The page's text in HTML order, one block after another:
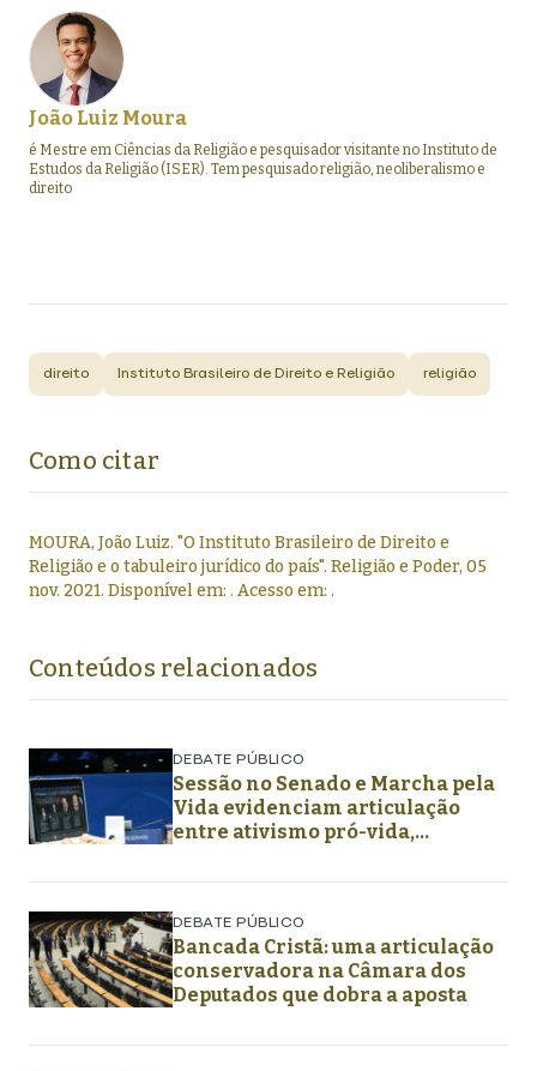
João Luiz Moura
é Mestre em Ciências da Religião e pesquisador visitante no Instituto de
Estudos da Religião (ISER). Tem pesquisado religião, neoliberalismo e
direito
direito Instituto Brasileiro de Direito e Religião religião
Como citar
MOURA, João Luiz. "O Instituto Brasileiro de Direito e
Religião e o tabuleiro jurídico do país". Religião e Poder, 05
nov. 2021. Disponível em: . Acesso em: .
Conteúdos relacionados
DEBATE PÚBLICO
Sessão no Senado e Marcha pela
Vida evidenciam articulação
entre ativismo pró-vida,
representação política
DEBATE PÚBLICO
Bancada Cristã: uma articulação
conservadora na Câmara dos
Deputados que dobra a aposta